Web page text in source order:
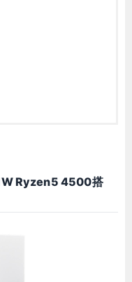
Ryzen5 4500搭